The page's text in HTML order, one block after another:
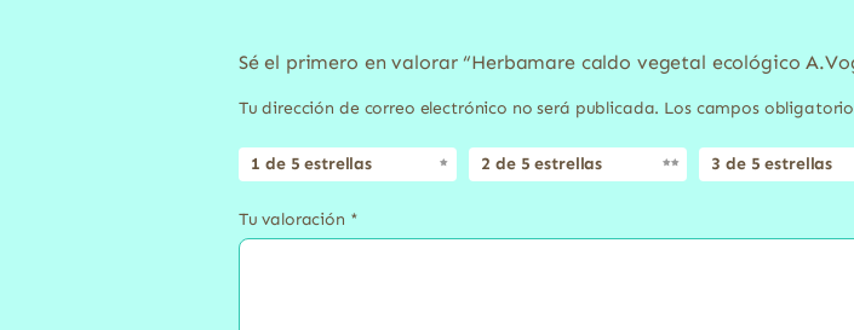
Sé el primero en valorar “Herbamare caldo vegetal ecológico
Tu dirección de correo electrónico no será publicada. Los campos
1 de 5 estrellas 2 de 5 estrellas 3 de 5 estrellas
Tu valoración *